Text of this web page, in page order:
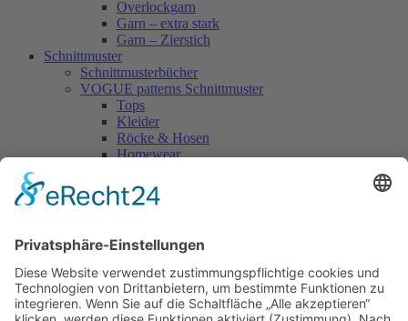
Overlockgarn
Garn – extra stark
Garn – Zierstich
Schnittmuster
Schnittmusterbücher
VOGUE patterns Schnittmuster
Tops
Kleider
Röcke & Hosen
Homewear
Vogue Vintage
Herren
Accessoires
Einzelschnittmuster Burda
Tops
Kleider
Röcke & Hosen